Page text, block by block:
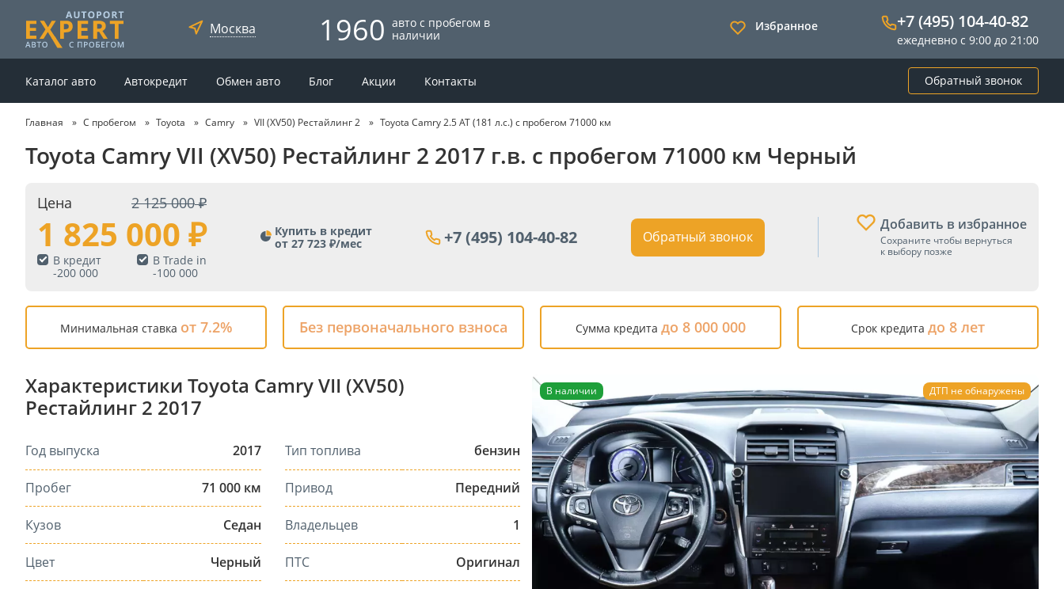
Москва 1960 авто с пробегом в
наличии
Избранное +7 (495) 104-40-82
ежедневно с 9:00 до 21:00
Каталог авто Автокредит Обмен авто Блог Акции Контакты Обратный звонок
Главная С пробегом Toyota Camry VII (XV50) Рестайлинг 2 Toyota Camry 2.5 AT (181 л.с.) с пробегом 71000 км
Toyota Camry VII (XV50) Рестайлинг 2 2017 г.в. с пробегом 71000 км Черный
Цена 2 125 000
1 825 000
В кредит
-200 000
В Trade in
-100 000
Купить в кредит
от 27 723 ₽/мес
+7 (495) 104-40-82 Обратный звонок
Добавить в избранное
Сохраните чтобы вернуться
к выбору позже
Минимальная ставка от 7.2% Без первоначального взноса Сумма кредита до 8 000 000 Срок кредита до 8 лет
Характеристики Toyota Camry VII (XV50)
Рестайлинг 2 2017
Год выпуска 2017
Пробег 71 000 км
Кузов Седан
Цвет Черный
Тип топлива бензин
Привод Передний
Владельцев 1
ПТС Оригинал
В наличии ДТП не обнаружены